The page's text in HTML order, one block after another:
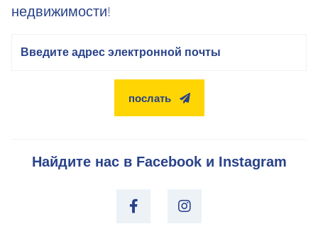
недвижимости!
послать
Найдите нас в Facebook и Instagram